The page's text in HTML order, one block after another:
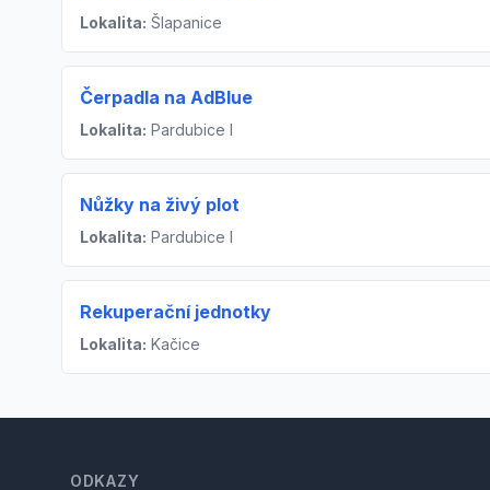
Lokalita: Šlapanice
Čerpadla na AdBlue
Lokalita: Pardubice I
Nůžky na živý plot
Lokalita: Pardubice I
Rekuperační jednotky
Lokalita: Kačice
ODKAZY